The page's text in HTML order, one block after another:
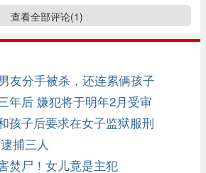
查看全部评论(1)
友分手被杀，还连累俩孩子
年后 嫌犯将于明年2月受审
孩子后要求在女子监狱服刑
捕三人
焚尸！女儿竟是主犯